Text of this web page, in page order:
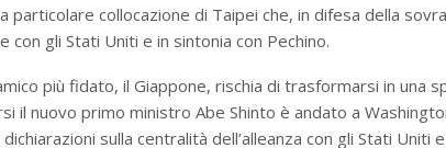
particolare collocazione di Taipei che, in difesa della
con gli Stati Uniti e in sintonia con Pechino.
più fidato, il Giappone, rischia di trasformarsi in una
il nuovo primo ministro Abe Shinto è andato a
sulla centralità dell’alleanza con gli Stati Uniti